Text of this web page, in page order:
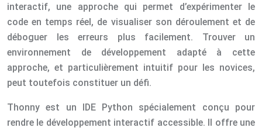
interactif, une approche qui permet d’expérimenter le
code en temps réel, de visualiser son déroulement et de
déboguer les erreurs plus facilement. Trouver un
environnement de développement adapté à cette
approche, et particulièrement intuitif pour les novices,
peut toutefois constituer un défi.
Thonny est un IDE Python spécialement conçu pour
rendre le développement interactif accessible. Il offre une